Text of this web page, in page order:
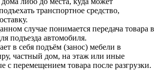
транспортное средство,
случае понимается передача товара в
подъезда автомобиля.
в себя подъём (занос) мебели в
частный дом, на этаж или иные
с перемещением товара после разгрузки.